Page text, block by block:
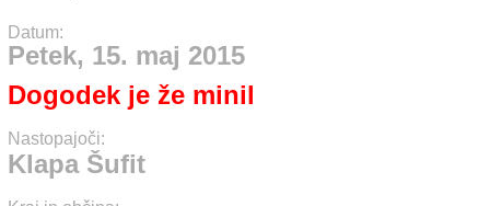
Datum:
Petek, 15. maj 2015
Dogodek je že minil
Nastopajoči:
Klapa Šufit